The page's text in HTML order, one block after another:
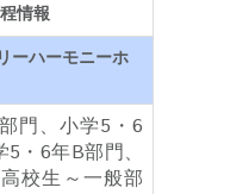
情報
ーハーモニーホ
門、小学5・6
・6年B部門、
校生～一般部